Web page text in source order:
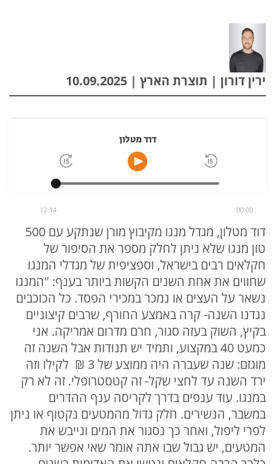
ירין דורון | תוצרת הארץ | 10.09.2025
דוד מטלון
00:00
12:14
דוד מטלון, מגדל מנגו מקיבוץ מורן שנתקע עם 500
טון מנגו שלא ניתן לחלק מספר את הסיפור של
חקלאים רבים בישראל, וספציפית של מגדלי המנגו
שחווים את אחת השנים הקשות ביותר בענף: "המנגו
נשאר על העצים או נמכר במכירי הפסד. כל הכוכבים
נגדנו השנה- קרה באמצע החורף, שרבים קיצוניים
בקיץ, השוק בעזה סגור, חרם מדרום אמריקה. אני
כמעט 40 במקצוע, ותמיד יש תנודות אבל השנה זה
מוגזם: שנה שעברה היה ממוצע של 3 ₪ לקילו וזה
ירד השנה עד לחצי שקל- זה קטסטרופלי. זה לא רק
במנגו. עוד ענפים בדרך לקריסה ענף ההדרים
במשבר, הנשירים. חלק גדול מהמטעים נקטוף או ניתן
לפרי ליפול, ואחר כך נסגור את המים ונייבש את
המטעים, יש גבול שבו אתה אומר שאי אפשר יותר.